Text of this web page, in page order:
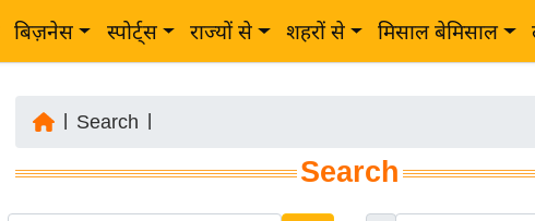
बिज़नेस स्पोर्ट्स राज्यों से शहरों से मिसाल बेमिसाल
Search
Search